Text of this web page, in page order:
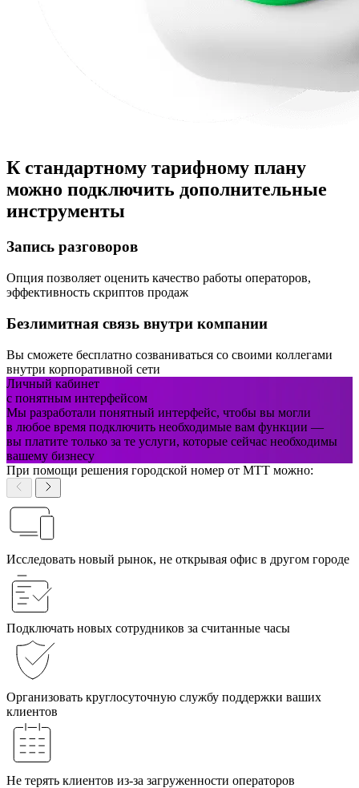
К стандартному тарифному плану
можно подключить дополнительные
инструменты
Запись разговоров
Опция позволяет оценить качество работы операторов,
эффективность скриптов продаж
Безлимитная связь внутри компании
Вы сможете бесплатно созваниваться со своими коллегами
внутри корпоративной сети
Личный кабинет
с понятным интерфейсом
Мы разработали понятный интерфейс, чтобы вы могли
в любое время подключить необходимые вам функции —
вы платите только за те услуги, которые сейчас необходимы
вашему бизнесу
При помощи решения городской номер от МТТ можно:
Исследовать новый рынок, не открывая офис в другом городе
Подключать новых сотрудников за считанные часы
Организовать круглосуточную службу поддержки ваших
клиентов
Не терять клиентов из-за загруженности операторов